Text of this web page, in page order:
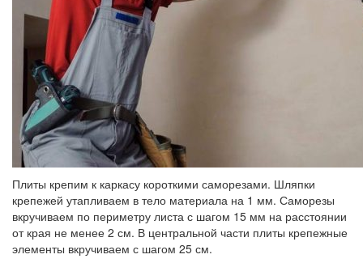
Плиты крепим к каркасу короткими саморезами. Шляпки
крепежей утапливаем в тело материала на 1 мм. Саморезы
вкручиваем по периметру листа с шагом 15 мм на расстоянии
от края не менее 2 см. В центральной части плиты крепежные
элементы вкручиваем с шагом 25 см.